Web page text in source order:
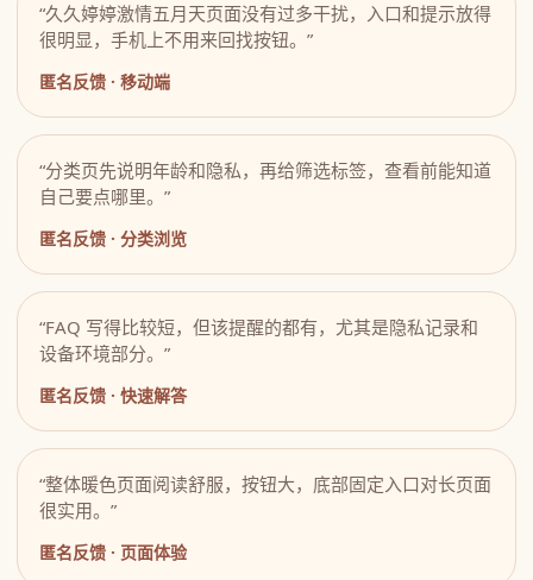
“久久婷婷激情五月天页面没有过多干扰，入口和提示放得
很明显，手机上不用来回找按钮。”
匿名反馈 · 移动端
“分类页先说明年龄和隐私，再给筛选标签，查看前能知道
自己要点哪里。”
匿名反馈 · 分类浏览
“FAQ 写得比较短，但该提醒的都有，尤其是隐私记录和
设备环境部分。”
匿名反馈 · 快速解答
“整体暖色页面阅读舒服，按钮大，底部固定入口对长页面
很实用。”
匿名反馈 · 页面体验